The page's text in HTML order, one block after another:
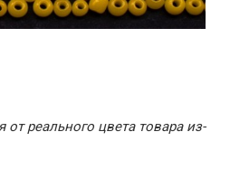
от реального цвета товара из-